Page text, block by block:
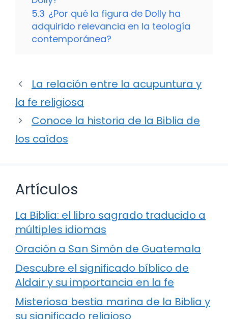
5.3 ¿Por qué la figura de Dolly ha
adquirido relevancia en la teología
contemporánea?
La relación entre la acupuntura y
la fe religiosa
Conoce la historia de la Biblia de
los caídos
Artículos
La Biblia: el libro sagrado traducido a
múltiples idiomas
Oración a San Simón de Guatemala
Descubre el significado bíblico de
Aldair y su importancia en la fe
Misteriosa bestia marina de la Biblia y
su significado religioso